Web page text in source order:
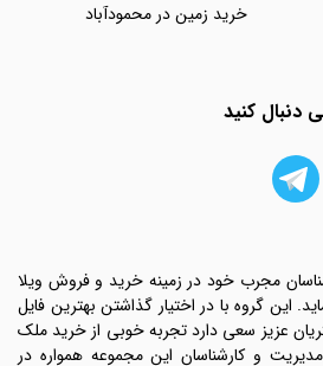
خرید زمین در محمودآباد
دنبال کنید
مجرب خود در زمینه خرید و فروش ویلا
این گروه با در اختیار گذاشتن بهترین فایل
عزیز سعی دارد تجربه خوبی از خرید ملک
و کارشناسان این مجموعه همواره در